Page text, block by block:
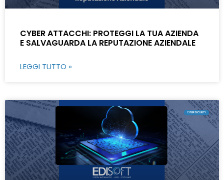
CYBER ATTACCHI: PROTEGGI LA TUA AZIENDA
E SALVAGUARDA LA REPUTAZIONE AZIENDALE
LEGGI TUTTO »
CYBERSECURITY